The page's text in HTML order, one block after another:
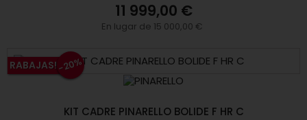
11 999,00 €
En lugar de 15 000,00 €
RABAJAS!-20%
KIT CADRE PINARELLO BOLIDE F HR C